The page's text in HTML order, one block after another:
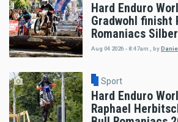
Hard Enduro
Gradwohl finisht
Romaniacs
Aug 04 2026 - 8:47am by
Sport
Hard Enduro
Raphael